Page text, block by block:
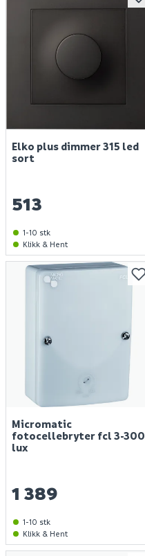
Elko plus dimmer 315 led
sort
513
1-10 stk
Klikk & Hent
Micromatic
fotocellebryter fcl 3-300
lux
1 389
1-10 stk
Klikk & Hent